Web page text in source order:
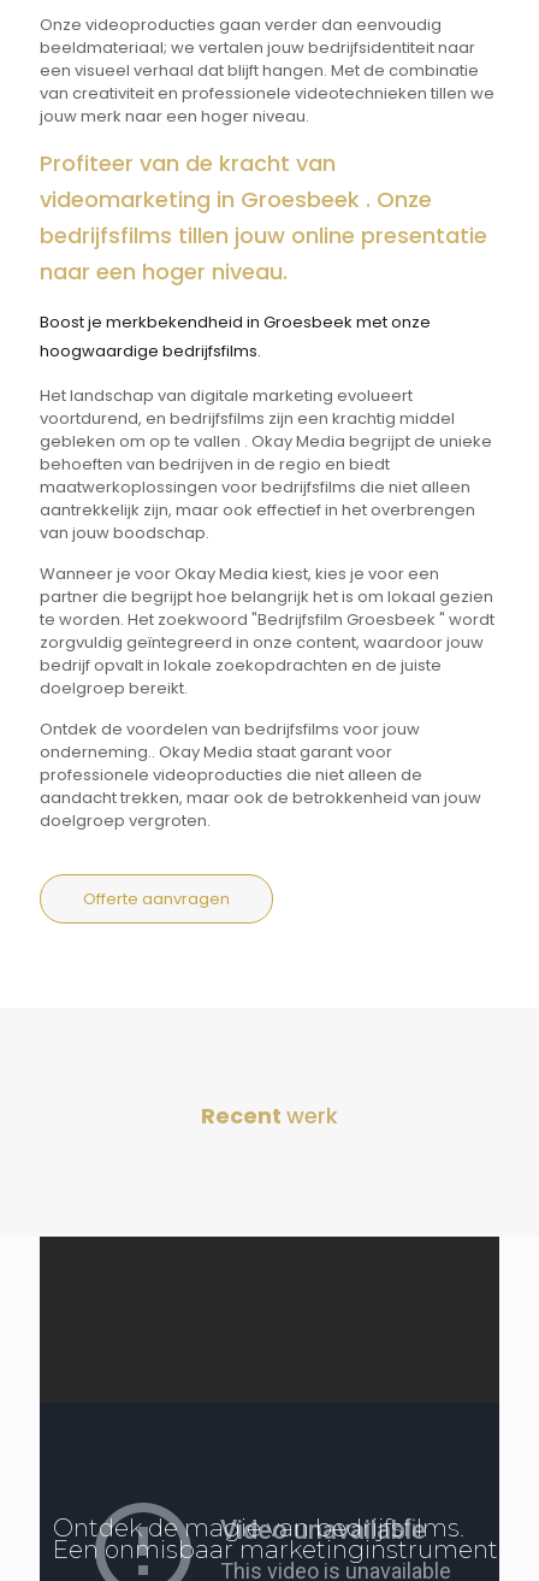
Onze videoproducties gaan verder dan eenvoudig
beeldmateriaal; we vertalen jouw bedrijfsidentiteit naar
een visueel verhaal dat blijft hangen. Met de combinatie
van creativiteit en professionele videotechnieken tillen we
jouw merk naar een hoger niveau.
Profiteer van de kracht van
videomarketing in Groesbeek . Onze
bedrijfsfilms tillen jouw online presentatie
naar een hoger niveau.
Boost je merkbekendheid in Groesbeek met onze
hoogwaardige bedrijfsfilms.
Het landschap van digitale marketing evolueert
voortdurend, en bedrijfsfilms zijn een krachtig middel
gebleken om op te vallen . Okay Media begrijpt de unieke
behoeften van bedrijven in de regio en biedt
maatwerkoplossingen voor bedrijfsfilms die niet alleen
aantrekkelijk zijn, maar ook effectief in het overbrengen
van jouw boodschap.
Wanneer je voor Okay Media kiest, kies je voor een
partner die begrijpt hoe belangrijk het is om lokaal gezien
te worden. Het zoekwoord "Bedrijfsfilm Groesbeek " wordt
zorgvuldig geïntegreerd in onze content, waardoor jouw
bedrijf opvalt in lokale zoekopdrachten en de juiste
doelgroep bereikt.
Ontdek de voordelen van bedrijfsfilms voor jouw
onderneming.. Okay Media staat garant voor
professionele videoproducties die niet alleen de
aandacht trekken, maar ook de betrokkenheid van jouw
doelgroep vergroten.
Offerte aanvragen
Recent werk
Ontdek de magie van bedrijfsfilms.
Een onmisbaar marketinginstrument